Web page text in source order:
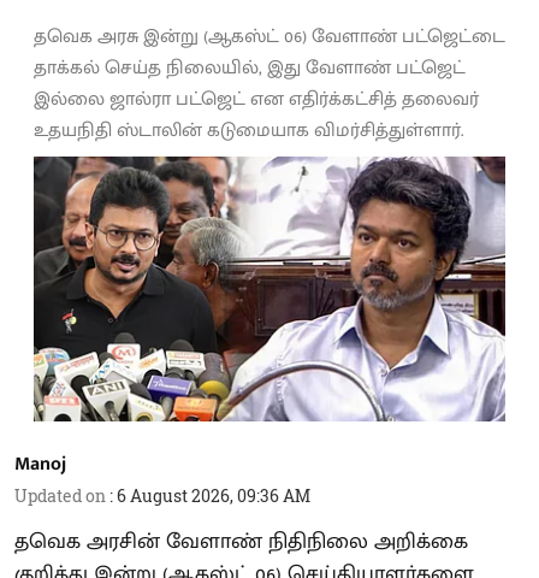
தவெக அரசு இன்று (ஆகஸ்ட் 06) வேளாண் பட்ஜெட்டை
தாக்கல் செய்த நிலையில், இது வேளாண் பட்ஜெட்
இல்லை ஜால்ரா பட்ஜெட் என எதிர்க்கட்சித் தலைவர்
உதயநிதி ஸ்டாலின் கடுமையாக விமர்சித்துள்ளார்.
Manoj
Updated on :6 August 2026, 09:36 AM
தவெக அரசின் வேளாண் நிதிநிலை அறிக்கை